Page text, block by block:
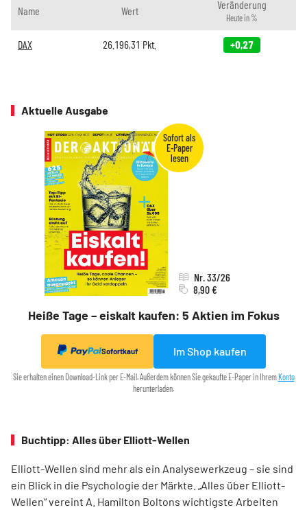
Name Wert Veränderung
Heute in %
DAX 26.196,31 Pkt. +0,27
Aktuelle Ausgabe
Heiße Tage – eiskalt kaufen: 5 Aktien im Fokus
Nr. 33/26
8,90 €
Sofortkauf Im Shop kaufen
Sie erhalten einen Download-Link per E-Mail. Außerdem können Sie gekaufte E-Paper in IhremKonto
herunterladen.
Buchtipp: Alles über Elliott-Wellen
Elliott-Wellen sind mehr als ein Analysewerkzeug – sie sind
ein Blick in die Psychologie der Märkte. „Alles über Elliott-
Wellen“ vereint A. Hamilton Boltons wichtigste Arbeiten